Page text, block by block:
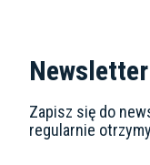
Newsletter
Zapisz się do
regularnie